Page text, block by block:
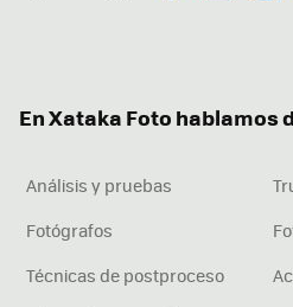
En Xataka Foto hablamos
Análisis y pruebas
Fotógrafos
Técnicas de postproceso